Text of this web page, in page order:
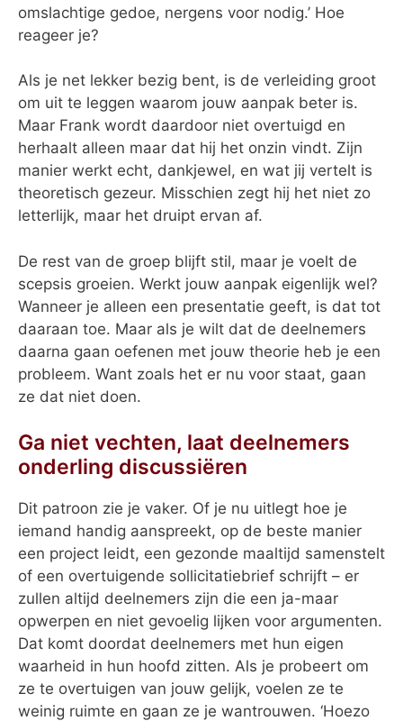
omslachtige gedoe, nergens voor nodig.’ Hoe
reageer je?
Als je net lekker bezig bent, is de verleiding groot
om uit te leggen waarom jouw aanpak beter is.
Maar Frank wordt daardoor niet overtuigd en
herhaalt alleen maar dat hij het onzin vindt. Zijn
manier werkt echt, dankjewel, en wat jij vertelt is
theoretisch gezeur. Misschien zegt hij het niet zo
letterlijk, maar het druipt ervan af.
De rest van de groep blijft stil, maar je voelt de
scepsis groeien. Werkt jouw aanpak eigenlijk wel?
Wanneer je alleen een presentatie geeft, is dat tot
daaraan toe. Maar als je wilt dat de deelnemers
daarna gaan oefenen met jouw theorie heb je een
probleem. Want zoals het er nu voor staat, gaan
ze dat niet doen.
Ga niet vechten, laat deelnemers
onderling discussiëren
Dit patroon zie je vaker. Of je nu uitlegt hoe je
iemand handig aanspreekt, op de beste manier
een project leidt, een gezonde maaltijd samenstelt
of een overtuigende sollicitatiebrief schrijft – er
zullen altijd deelnemers zijn die een ja-maar
opwerpen en niet gevoelig lijken voor argumenten.
Dat komt doordat deelnemers met hun eigen
waarheid in hun hoofd zitten. Als je probeert om
ze te overtuigen van jouw gelijk, voelen ze te
weinig ruimte en gaan ze je wantrouwen. ‘Hoezo